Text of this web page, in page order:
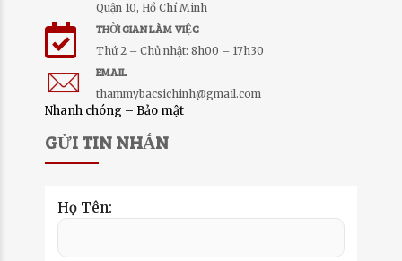
Quận 10, Hồ Chí Minh
THỜI GIAN LÀM VIỆC
Thứ 2 – Chủ nhật: 8h00 – 17h30
EMAIL
thammybacsichinh@gmail.com
Nhanh chóng – Bảo mật
GỬI TIN NHẮN
Họ Tên: